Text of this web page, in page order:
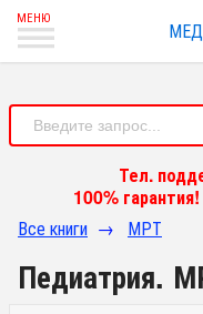
Тел.
100%
Все книги → МРТ
Педиатрия.